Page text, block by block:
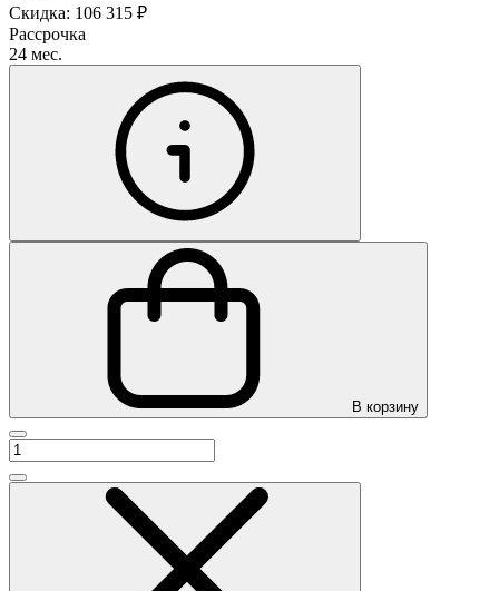
Скидка: 106 315 ₽
Рассрочка
24 мес.
В корзину